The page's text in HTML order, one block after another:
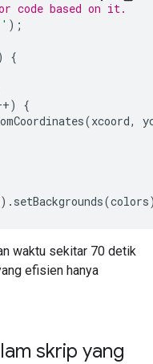
or code based on it.
);
{
)
{
(xcoord,
). setBackgrounds(colors
waktu sekitar 70 detik
efisien hanya
skrip yang